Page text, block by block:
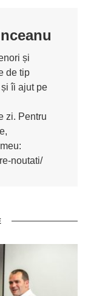
și
de tip
îi ajut pe
zi. Pentru
noutati/